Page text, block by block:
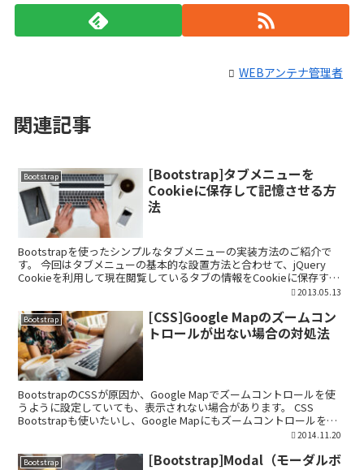
WEBアンテナ管理者
関連記事
Bootstrap
[Bootstrap]タブメニューを
Cookieに保存して記憶させる方
法
Bootstrapを使ったシンプルなタブメニューの実装方法のご紹介で
す。 今回はタブメニューの基本的な設置方法と合わせて、jQuery
Cookieを利用して現在閲覧しているタブの情報をCookieに保存する
2013.05.13
Bootstrap
[CSS]Google Mapのズームコン
トロールが出ない場合の対処法
BootstrapのCSSが原因か、Google Mapでズームコントロールを使
うように設定していても、表示されない場合があります。 CSS
Bootstrapも使いたいし、Google Mapにもズームコントロールを表
2014.11.20
Bootstrap
[Bootstrap]Modal（モーダルボ